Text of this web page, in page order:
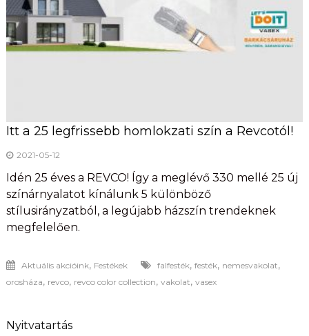
Itt a 25 legfrissebb homlokzati szín a Revcotól!
2021-05-12
Idén 25 éves a REVCO! Így a meglévő 330 mellé 25 új
színárnyalatot kínálunk 5 különböző
stílusirányzatból, a legújabb házszín trendeknek
megfelelően.
Aktuális akcióink, Festékek falfesték, festék, nemesvakolat,
orosháza, revco, revco color collection, vakolat, vasex
Nyitvatartás